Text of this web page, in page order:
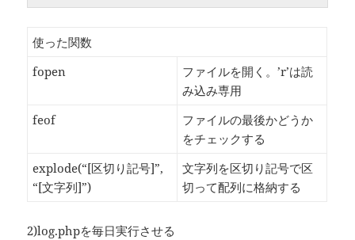
使った関数
fopen
ファイルを開く。’r’は読
み込み専用
feof
ファイルの最後かどうか
をチェックする
explode(“[区切り記号]”,
“[文字列]”)
文字列を区切り記号で区
切って配列に格納する
2)log.phpを毎日実行させる